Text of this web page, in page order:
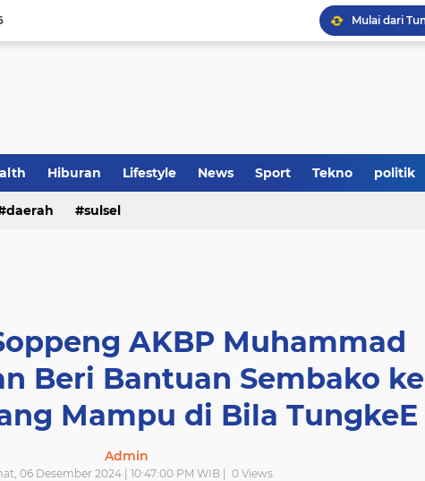
Hiburan Lifestyle News Sport Tekno politik
daerah sulsel
AKBP Muhammad
Beri Bantuan Sembako ke
Mampu di Bila TungkeE
Admin
06 Desember 2024 | 10:47:00 PM WIB | 0 Views